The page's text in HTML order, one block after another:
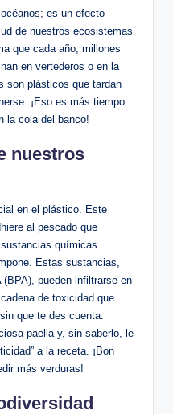
es un efecto
de nuestros ecosistemas
que cada año, millones
en vertederos o en la
son plásticos que tardan
¡Eso es más tiempo
la cola del banco!
nuestros
en el plástico. Este
al pescado que
químicas
Estas sustancias,
pueden infiltrarse en
de toxicidad que
que te des cuenta.
paella y, sin saberlo, le
a la receta. ¡Bon
más verduras!